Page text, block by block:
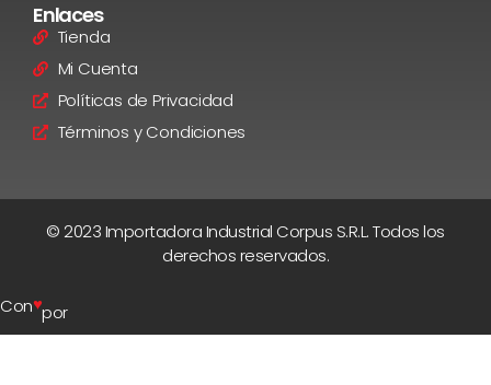
Enlaces
Tienda
Mi Cuenta
Políticas de Privacidad
Términos y Condiciones
© 2023 Importadora Industrial Corpus S.R.L. Todos los
derechos reservados.
Con♥por